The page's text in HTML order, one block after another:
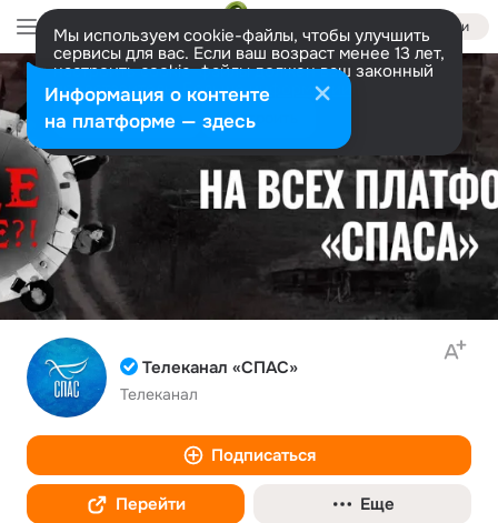
Войти
Мы используем cookie-файлы, чтобы улучшить
сервисы для вас. Если ваш возраст менее 13 лет,
настроить cookie-файлы должен ваш законный
представитель. Больше информации
Разрешить все Настроить
Телеканал «СПАС»
Телеканал
Подписаться
Перейти Еще
Информация о контенте
на платформе — здесь